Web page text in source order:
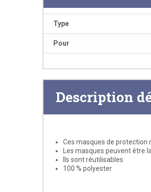
Type
Pour
Description
Ces masques de protection
Les masques peuvent être
Ils sont réutilisables
100 % polyester